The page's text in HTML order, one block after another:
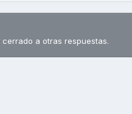
a otras respuestas.